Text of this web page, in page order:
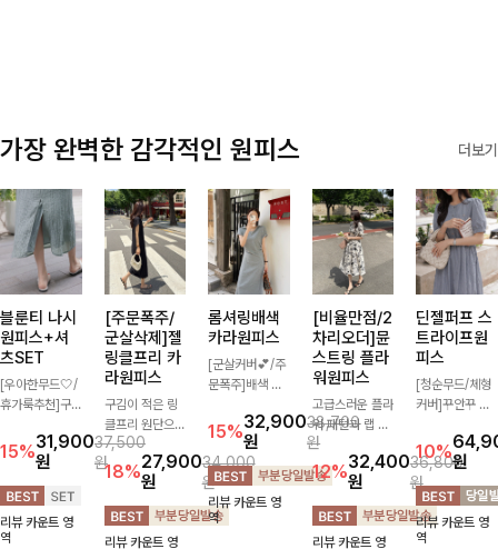
가장 완벽한 감각적인 원피스 더보기
블룬티 나시
원피스+셔
츠SET
[우아한무드🤍/
휴가룩추천]구
소재의 나시원피
스+셔츠 조합으
로 코디 걱정없
이 여성스럽고
편안하게 즐길
수 있는 아이템
15%31,900
원
37,500
원
리뷰 카운트 영
역
[주문폭주/
군살삭제]젤
링클프리 카
라원피스
구김이 적은 링
클프리 원단으로
항상 깔끔하게
착용 가능하며
일자로 떨어지는
넉넉한 핏으로
군살을 완벽히
커버해주는 원피
18%27,900
원
34,000
원
리뷰 카운트 영
롬셔링배색
카라원피스
[군살커버💕/주
문폭주]배색 카
패턴으로 캐주얼
한 무드를 더한
롱 원피스 🖤 셔
링 디테일과 쫀
쫀한 스판 소재
로 편안하면서도
15%32,900
원
38,700
원
리뷰 카운트 영
역
[비율만점/2
차리오더]뮨
스트링 플라
워원피스
고급스러운 플라
워 패턴과 랩 디
자인으로 여성스
러우면서 세련된
분위기를 더해주
며 스트링이 내
장되어있어 슬림
하게 핏을 조절
12%32,400
원
36,800
원
리뷰 카운트 영
딘젤퍼프 스
트라이프원
피스
[청순무드/체형
커버]꾸안꾸 무
볍고 산뜻한 착
용감으로 여름
내내 손이 자주
가는 원피스예
요- 은은한 스트
라이프 패턴과
10%원
리뷰 카운트 영
역